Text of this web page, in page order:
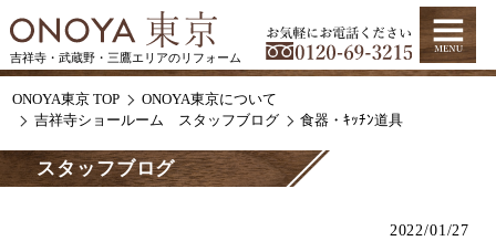
吉祥寺・武蔵野・三鷹エリアのリフォーム
ONOYA東京 TOP
ONOYA東京について
吉祥寺ショールーム スタッフブログ
食器・ｷｯﾁﾝ道具
スタッフブログ
2022/01/27